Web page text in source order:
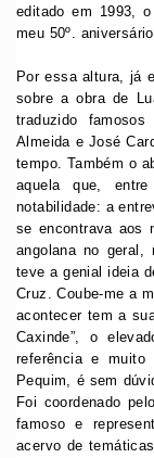
editado em 1993,
meu 50º.
Por essa altura, já
sobre a obra de
traduzido
Almeida e José
tempo. Também o
aquela que,
notabilidade: a
se encontrava aos
angolana no geral,
teve a genial ideia
Cruz. Coube-me a
acontecer tem a
Caxinde”, o
referência e
Pequim, é sem
Foi coordenado
famoso e
acervo de